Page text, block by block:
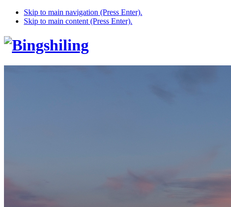
Skip to main navigation (Press Enter).
Skip to main content (Press Enter).